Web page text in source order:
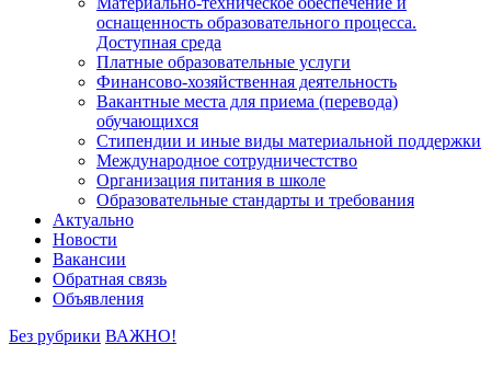
оснащенность образовательного процесса.
Доступная среда
Платные образовательные услуги
Финансово-хозяйственная деятельность
Вакантные места для приема (перевода)
обучающихся
Стипендии и иные виды материальной поддержки
Международное сотрудничестство
Организация питания в школе
Образовательные стандарты и требования
Актуально
Новости
Вакансии
Обратная связь
Объявления
Без рубрики ВАЖНО!